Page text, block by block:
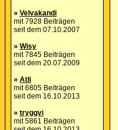
» Velvakandi
mit 7928 Beiträgen
seit dem 07.10.2007
» Wisy
mit 7845 Beiträgen
seit dem 20.07.2009
» Atli
mit 6805 Beiträgen
seit dem 16.10.2013
» tryggvi
mit 5861 Beiträgen